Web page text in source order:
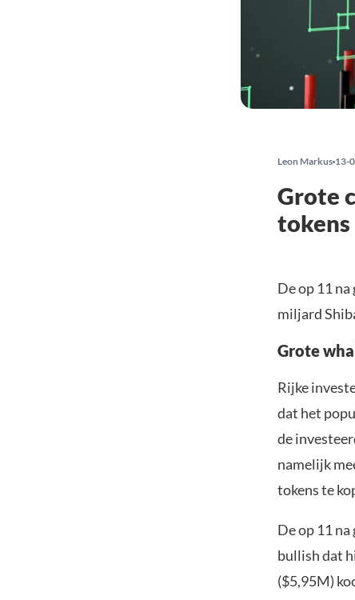
Leon Markus 13-
Grote
tokens
De op 11
miljard
Grote
Rijke
dat het
de
namelijk
tokens te
De op 11
bullish dat
($5,95M)